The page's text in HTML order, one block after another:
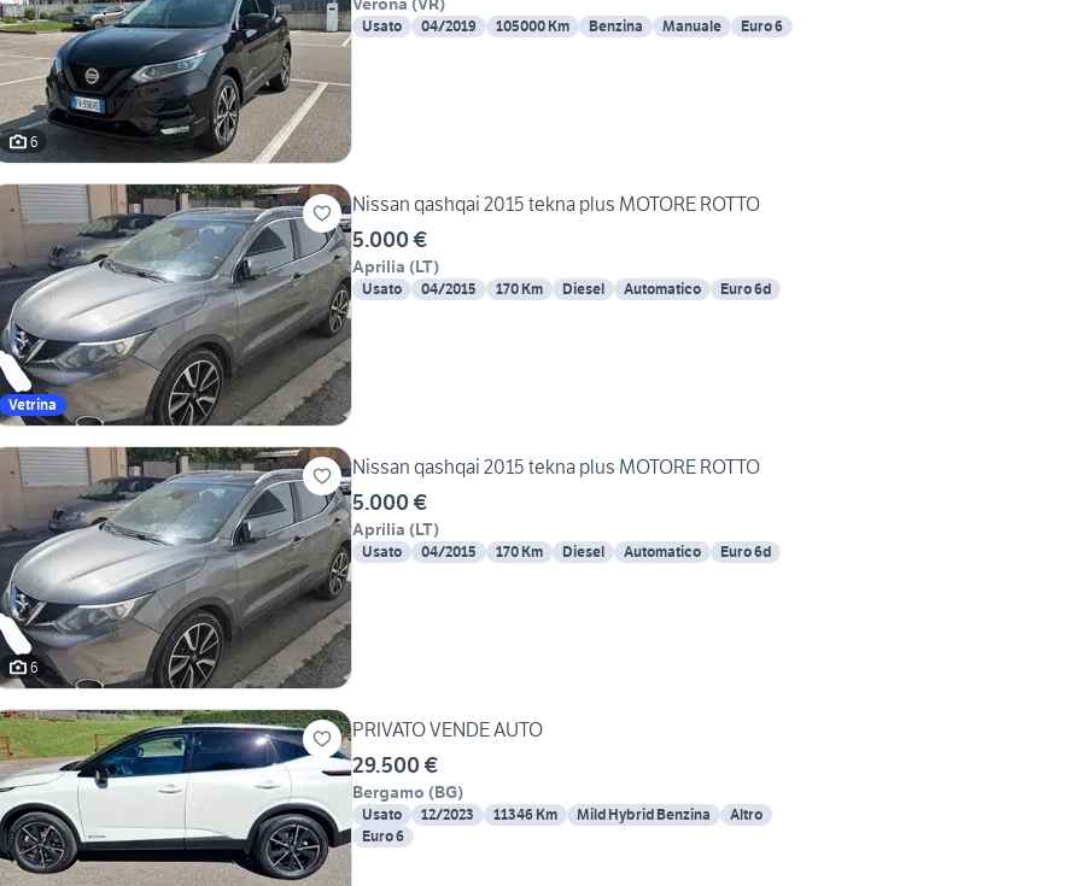
6
Usato 04/2019 105000 Km Benzina Manuale Euro 6
Vetrina
Nissan qashqai 2015 tekna plus MOTORE ROTTO
5.000 €
Aprilia (LT)
Usato 04/2015 170 Km Diesel Automatico Euro 6d
6
Nissan qashqai 2015 tekna plus MOTORE ROTTO
5.000 €
Aprilia (LT)
Usato 04/2015 170 Km Diesel Automatico Euro 6d
PRIVATO VENDE AUTO
29.500 €
Bergamo (BG)
Usato 12/2023 11346 Km Mild Hybrid Benzina
Altro
Euro 6